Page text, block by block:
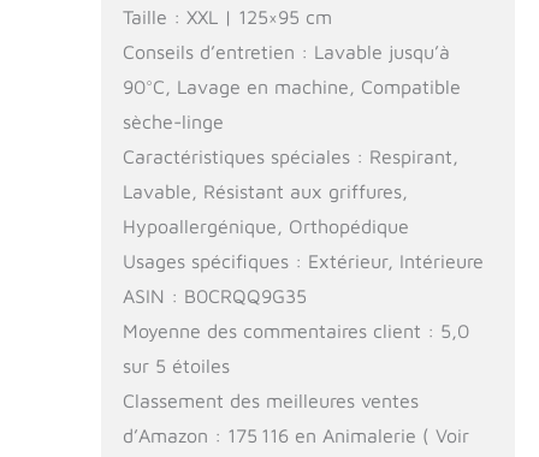
Taille : XXL | 125×95 cm
Conseils d’entretien : Lavable jusqu’à
90°C, Lavage en machine, Compatible
sèche-linge
Caractéristiques spéciales : Respirant,
Lavable, Résistant aux griffures,
Hypoallergénique, Orthopédique
Usages spécifiques : Extérieur, Intérieure
ASIN : B0CRQQ9G35
Moyenne des commentaires client : 5,0
sur 5 étoiles
Classement des meilleures ventes
d’Amazon : 175 116 en Animalerie ( Voir